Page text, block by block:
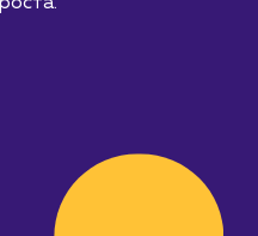
Эффективная